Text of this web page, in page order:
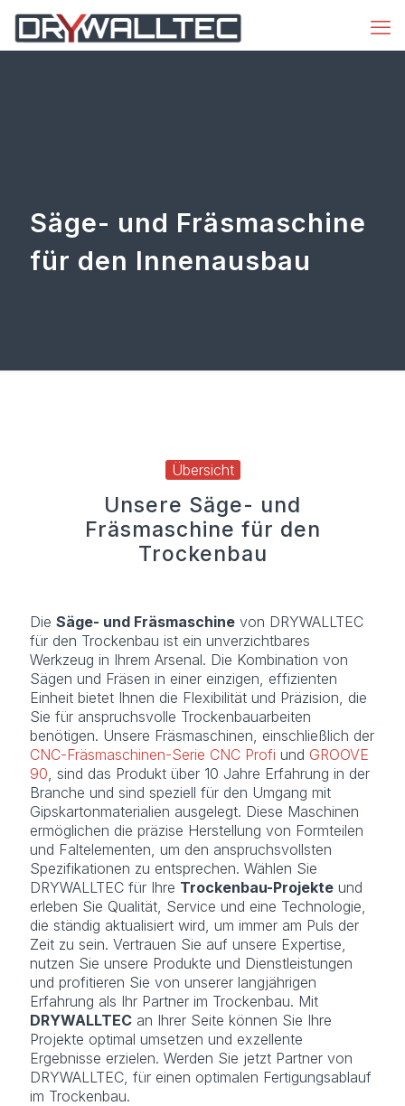
Säge- und Fräsmaschine
für den Innenausbau
Übersicht
Unsere Säge- und
Fräsmaschine für den
Trockenbau
Die Säge- und Fräsmaschine von DRYWALLTEC
für den Trockenbau ist ein unverzichtbares
Werkzeug in Ihrem Arsenal. Die Kombination von
Sägen und Fräsen in einer einzigen, effizienten
Einheit bietet Ihnen die Flexibilität und Präzision, die
Sie für anspruchsvolle Trockenbauarbeiten
benötigen. Unsere Fräsmaschinen, einschließlich der
CNC-Fräsmaschinen-Serie CNC Profi und GROOVE
90, sind das Produkt über 10 Jahre Erfahrung in der
Branche und sind speziell für den Umgang mit
Gipskartonmaterialien ausgelegt. Diese Maschinen
ermöglichen die präzise Herstellung von Formteilen
und Faltelementen, um den anspruchsvollsten
Spezifikationen zu entsprechen. Wählen Sie
DRYWALLTEC für Ihre Trockenbau-Projekte und
erleben Sie Qualität, Service und eine Technologie,
die ständig aktualisiert wird, um immer am Puls der
Zeit zu sein. Vertrauen Sie auf unsere Expertise,
nutzen Sie unsere Produkte und Dienstleistungen
und profitieren Sie von unserer langjährigen
Erfahrung als Ihr Partner im Trockenbau. Mit
DRYWALLTEC an Ihrer Seite können Sie Ihre
Projekte optimal umsetzen und exzellente
Ergebnisse erzielen. Werden Sie jetzt Partner von
DRYWALLTEC, für einen optimalen Fertigungsablauf
im Trockenbau.